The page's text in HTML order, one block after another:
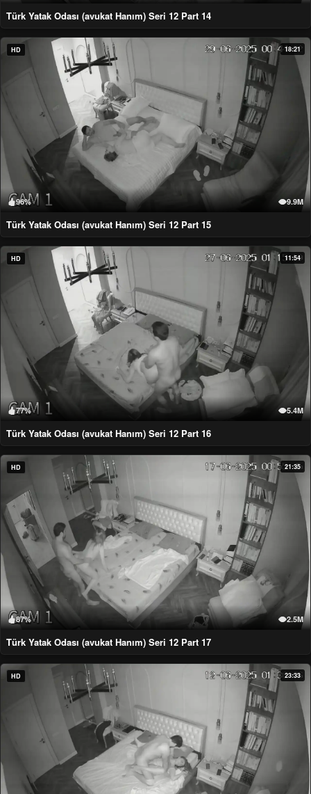
Türk Yatak Odası (avukat Hanım) Seri 12 Part 14
HD 18:21
96% 9.9M
Türk Yatak Odası (avukat Hanım) Seri 12 Part 15
HD 11:54
77% 5.4M
Türk Yatak Odası (avukat Hanım) Seri 12 Part 16
HD 21:35
87% 2.5M
Türk Yatak Odası (avukat Hanım) Seri 12 Part 17
HD 23:33